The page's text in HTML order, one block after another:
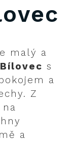
malý a
s
a
Z
a